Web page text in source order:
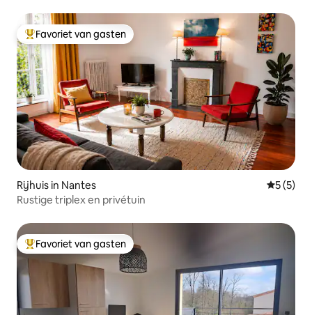
Topfavoriet van gasten
Favoriet van gasten
Rijhuis in Nantes
5 (5)
Rustige triplex en privétuin
Topfavoriet van gasten
Favoriet van gasten